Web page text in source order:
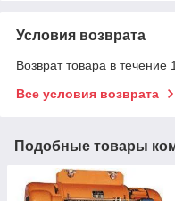
Условия возврата
Возврат товара в течение
Все условия возврата
Подобные товары